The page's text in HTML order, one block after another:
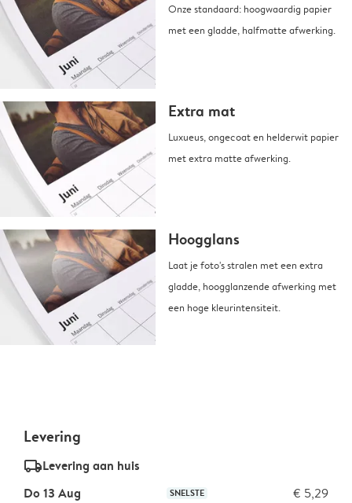
Onze standaard: hoogwaardig papier
met een gladde, halfmatte afwerking.
Extra mat
Luxueus, ongecoat en helderwit papier
met extra matte afwerking.
Hoogglans
Laat je foto's stralen met een extra
gladde, hoogglanzende afwerking met
een hoge kleurintensiteit.
Levering
delivery_standard_v2Levering aan huis
Do 13 Aug
SNELSTE € 5,29